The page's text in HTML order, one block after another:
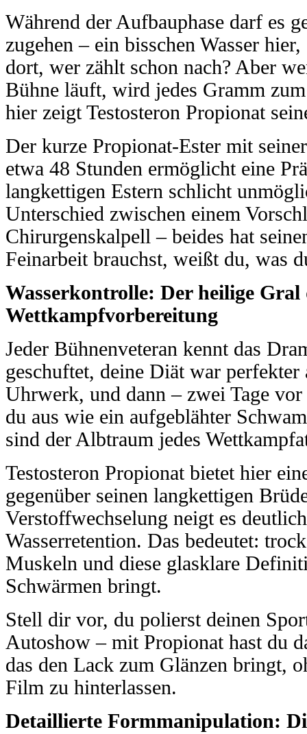
Während der Aufbauphase darf es
zugehen – ein bisschen Wasser
dort, wer zählt schon nach? Aber
Bühne läuft, wird jedes Gramm
hier zeigt Testosteron Propionat
Der kurze Propionat-Ester mit
etwa 48 Stunden ermöglicht eine
langkettigen Estern schlicht
Unterschied zwischen einem
Chirurgenskalpell – beides hat
Feinarbeit brauchst, weißt du, was
Wasserkontrolle: Der heilige Gral
Wettkampfvorbereitung
Jeder Bühnenveteran kennt das
geschuftet, deine Diät war perfekter
Uhrwerk, und dann – zwei Tage
du aus wie ein aufgeblähter
sind der Albtraum jedes
Testosteron Propionat bietet hier
gegenüber seinen langkettigen
Verstoffwechselung neigt es
Wasserretention. Das bedeutet:
Muskeln und diese glasklare
Schwärmen bringt.
Stell dir vor, du polierst deinen
Autoshow – mit Propionat hast du
das den Lack zum Glänzen bringt,
Film zu hinterlassen.
Detaillierte Formmanipulation: